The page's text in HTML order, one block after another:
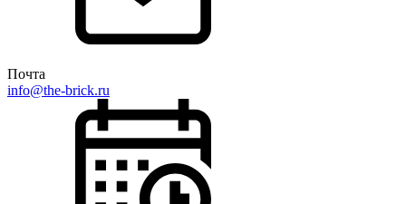
Почта
info@the-brick.ru